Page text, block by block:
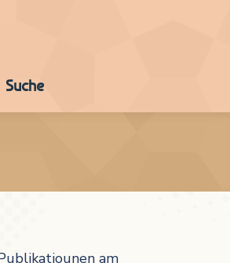
Suche
am